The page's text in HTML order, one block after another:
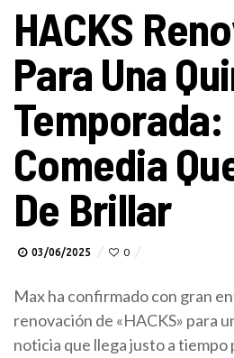
HACKS
Para Una
Temporada:
Comedia
De Brillar
03/06/2025 0
Max ha confirmado con gran
renovación de «HACKS» para
noticia que llega justo a tiempo